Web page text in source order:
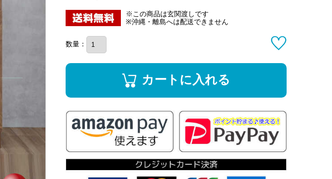
※この商品は玄関渡しです
※沖縄・離島へは配送できません
数量：
カートに入れる